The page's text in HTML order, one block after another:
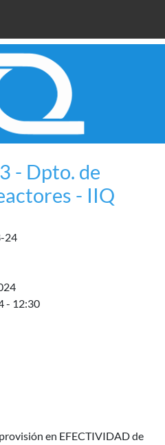
- Dpto. de
- IIQ
24
- 12:30
en EFECTIVIDAD de